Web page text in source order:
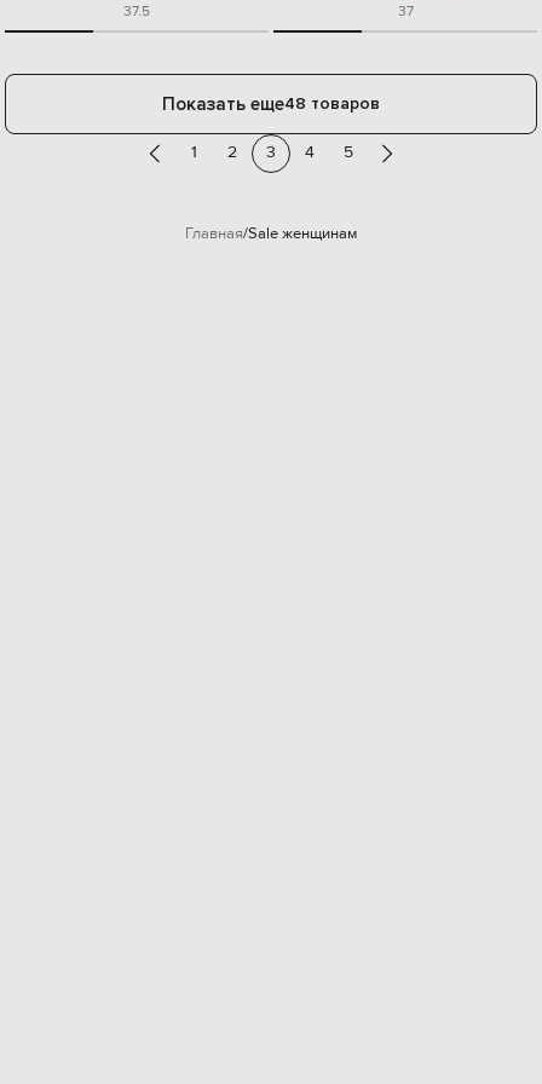
37.5 37
Показать еще48 товаров
1 2 3 4 5
Главная Sale женщинам